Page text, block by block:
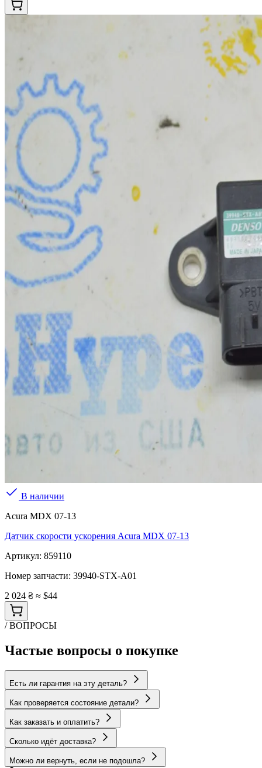
В наличии
Acura MDX 07-13
Датчик скорости ускорения Acura MDX 07-13
Артикул: 859110
Номер запчасти: 39940-STX-A01
2 024 ₴ ≈ $44
/ ВОПРОСЫ
Частые вопросы о покупке
Есть ли гарантия на эту деталь?
Как проверяется состояние детали?
Как заказать и оплатить?
Сколько идёт доставка?
Можно ли вернуть, если не подошла?